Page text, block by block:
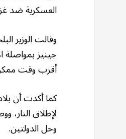
العسكرية ضد
وقالت الوزير
جينيز
أقرب وقت
كما أكدت أن
لإطلاق النار،
وحل الدولتين.